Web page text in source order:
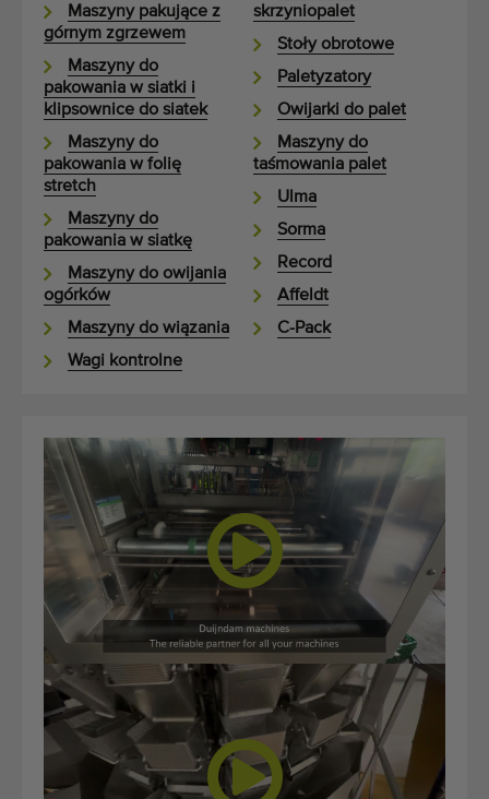
Maszyny pakujące z
górnym zgrzewem
Maszyny do
pakowania w siatki i
klipsownice do siatek
Maszyny do
pakowania w folię
stretch
Maszyny do
pakowania w siatkę
Maszyny do owijania
ogórków
Maszyny do wiązania
Wagi kontrolne
skrzyniopalet
Stoły obrotowe
Paletyzatory
Owijarki do palet
Maszyny do
taśmowania palet
Ulma
Sorma
Record
Affeldt
C-Pack